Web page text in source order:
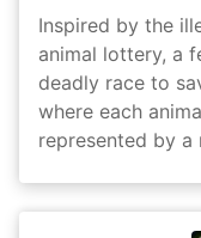
Inspired by the
animal lottery, a
deadly race to
where each
represented by